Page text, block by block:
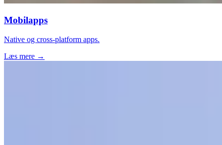
Mobilapps
Native og cross-platform apps.
Læs mere →